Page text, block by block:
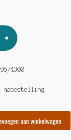
4300
nabestelling
aan winkelwagen